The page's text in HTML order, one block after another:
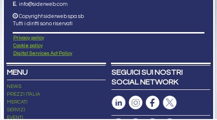
E. info@siderweb.com
Copyright siderweb spa sb
Tutti i diritti sono riservati
Privacy policy
Cookie policy
Digital Services Act Policy
MENU
NEWS
PREZZI ITALIA
MERCATI
SERVIZI
EVENTI
SEGUICI SUI NOSTRI
SOCIAL NETWORK